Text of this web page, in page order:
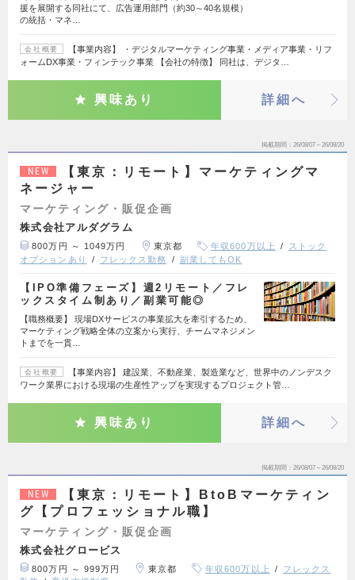
援を展開する同社にて、広告運用部門（約30～40名規模）
の統括・マネ…
会社概要
【事業内容】 ・デジタルマーケティング事業・メディア事業・リフ
ォームDX事業・フィンテック事業 【会社の特徴】 同社は、デジタ…
興味あり 詳細へ
掲載期間 26/08/07～26/08/20
NEW
【東京：リモート】マーケティングマ
ネージャー
マーケティング・販促企画
株式会社アルダグラム
800万円 ～ 1049万円 東京都 年収600万以上
ストック
オプションあり
フレックス勤務 副業してもOK
【IPO準備フェーズ】週2リモート／フレ
ックスタイム制あり／副業可能◎
【職務概要】 現場DXサービスの事業拡大を牽引するため、
マーケティング戦略全体の立案から実行、チームマネジメン
トまでを一貫…
会社概要
【事業内容】 建設業、不動産業、製造業など、世界中のノンデスク
ワーク業界における現場の生産性アップを実現するプロジェクト管…
興味あり 詳細へ
掲載期間 26/08/07～26/08/20
NEW
【東京：リモート】BtoBマーケティン
グ【プロフェッショナル職】
マーケティング・販促企画
株式会社グロービス
800万円 ～ 999万円 東京都 年収600万以上
フレックス